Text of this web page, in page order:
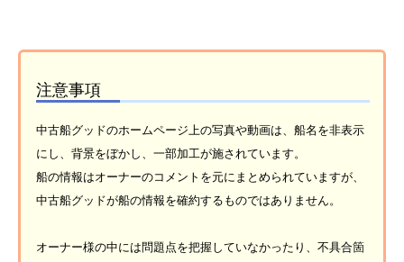
注意事項
中古船グッドのホームページ上の写真や動画は、船名を非表示
にし、背景をぼかし、一部加工が施されています。
船の情報はオーナーのコメントを元にまとめられていますが、
中古船グッドが船の情報を確約するものではありません。
オーナー様の中には問題点を把握していなかったり、不具合箇